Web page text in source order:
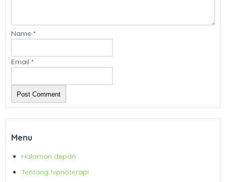
Name*
Email*
Menu
Halaman depan
Tentang hipnoterapi